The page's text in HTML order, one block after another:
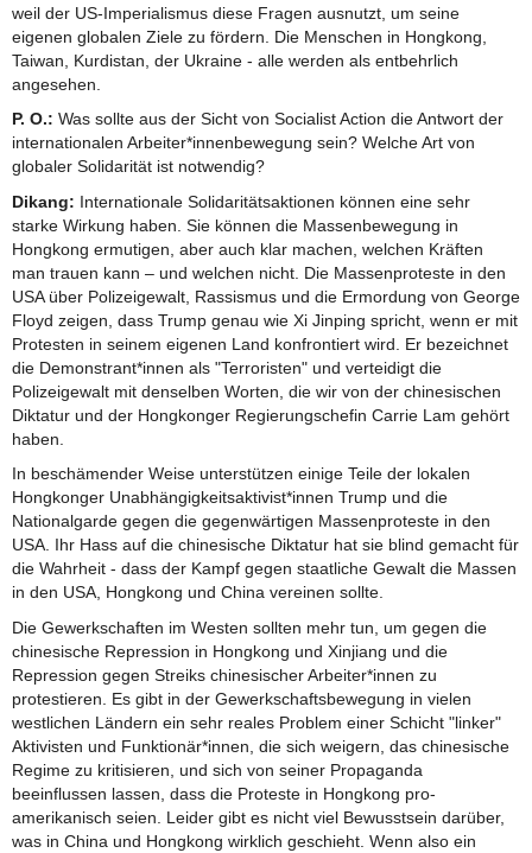
weil der US-Imperialismus diese Fragen ausnutzt, um seine
eigenen globalen Ziele zu fördern. Die Menschen in Hongkong,
Taiwan, Kurdistan, der Ukraine - alle werden als entbehrlich
angesehen.
P. O.: Was sollte aus der Sicht von Socialist Action die Antwort der
internationalen Arbeiter*innenbewegung sein? Welche Art von
globaler Solidarität ist notwendig?
Dikang: Internationale Solidaritätsaktionen können eine sehr
starke Wirkung haben. Sie können die Massenbewegung in
Hongkong ermutigen, aber auch klar machen, welchen Kräften
man trauen kann – und welchen nicht. Die Massenproteste in den
USA über Polizeigewalt, Rassismus und die Ermordung von George
Floyd zeigen, dass Trump genau wie Xi Jinping spricht, wenn er mit
Protesten in seinem eigenen Land konfrontiert wird. Er bezeichnet
die Demonstrant*innen als "Terroristen" und verteidigt die
Polizeigewalt mit denselben Worten, die wir von der chinesischen
Diktatur und der Hongkonger Regierungschefin Carrie Lam gehört
haben.
In beschämender Weise unterstützen einige Teile der lokalen
Hongkonger Unabhängigkeitsaktivist*innen Trump und die
Nationalgarde gegen die gegenwärtigen Massenproteste in den
USA. Ihr Hass auf die chinesische Diktatur hat sie blind gemacht für
die Wahrheit - dass der Kampf gegen staatliche Gewalt die Massen
in den USA, Hongkong und China vereinen sollte.
Die Gewerkschaften im Westen sollten mehr tun, um gegen die
chinesische Repression in Hongkong und Xinjiang und die
Repression gegen Streiks chinesischer Arbeiter*innen zu
protestieren. Es gibt in der Gewerkschaftsbewegung in vielen
westlichen Ländern ein sehr reales Problem einer Schicht "linker"
Aktivisten und Funktionär*innen, die sich weigern, das chinesische
Regime zu kritisieren, und sich von seiner Propaganda
beeinflussen lassen, dass die Proteste in Hongkong pro-
amerikanisch seien. Leider gibt es nicht viel Bewusstsein darüber,
was in China und Hongkong wirklich geschieht. Wenn also ein